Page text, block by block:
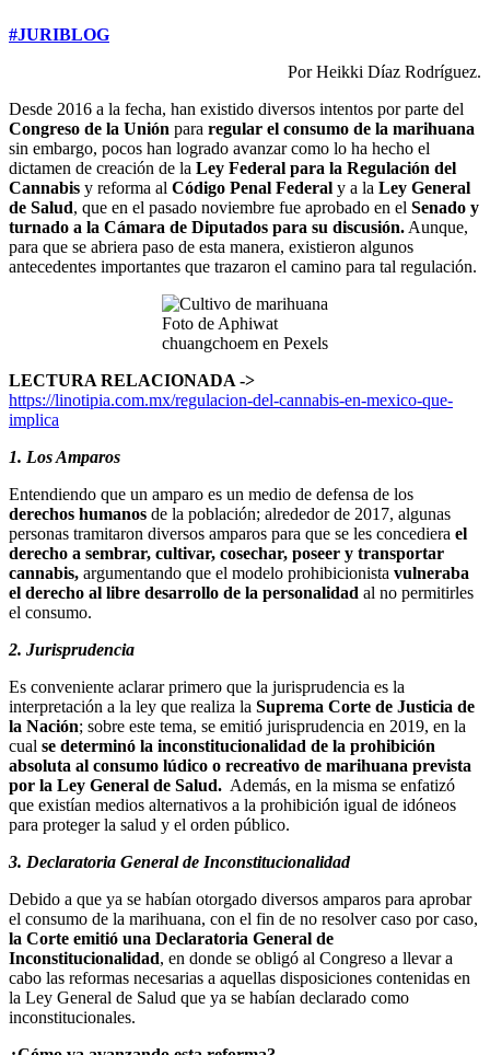
#JURIBLOG
Por Heikki Díaz Rodríguez.
Desde 2016 a la fecha, han existido diversos intentos por parte del
Congreso de la Unión para regular el consumo de la marihuana
sin embargo, pocos han logrado avanzar como lo ha hecho el
dictamen de creación de la Ley Federal para la Regulación del
Cannabis y reforma al Código Penal Federal y a la Ley General
de Salud, que en el pasado noviembre fue aprobado en el Senado y
turnado a la Cámara de Diputados para su discusión. Aunque,
para que se abriera paso de esta manera, existieron algunos
antecedentes importantes que trazaron el camino para tal regulación.
Foto de Aphiwat
chuangchoem en Pexels
LECTURA RELACIONADA ->
https://linotipia.com.mx/regulacion-del-cannabis-en-mexico-que-
implica
1. Los Amparos
Entendiendo que un amparo es un medio de defensa de los
derechos humanos de la población; alrededor de 2017, algunas
personas tramitaron diversos amparos para que se les concediera el
derecho a sembrar, cultivar, cosechar, poseer y transportar
cannabis, argumentando que el modelo prohibicionista vulneraba
el derecho al libre desarrollo de la personalidad al no permitirles
el consumo.
2. Jurisprudencia
Es conveniente aclarar primero que la jurisprudencia es la
interpretación a la ley que realiza la Suprema Corte de Justicia de
la Nación; sobre este tema, se emitió jurisprudencia en 2019, en la
cual se determinó la inconstitucionalidad de la prohibición
absoluta al consumo lúdico o recreativo de marihuana prevista
por la Ley General de Salud. Además, en la misma se enfatizó
que existían medios alternativos a la prohibición igual de idóneos
para proteger la salud y el orden público.
3. Declaratoria General de Inconstitucionalidad
Debido a que ya se habían otorgado diversos amparos para aprobar
el consumo de la marihuana, con el fin de no resolver caso por caso,
la Corte emitió una Declaratoria General de
Inconstitucionalidad, en donde se obligó al Congreso a llevar a
cabo las reformas necesarias a aquellas disposiciones contenidas en
la Ley General de Salud que ya se habían declarado como
inconstitucionales.